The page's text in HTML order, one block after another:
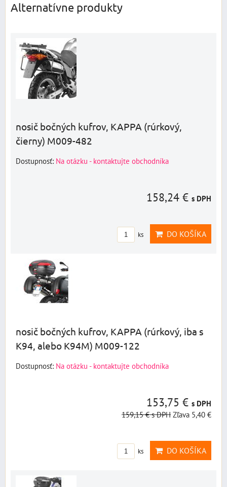
Alternatívne produkty
nosič bočných kufrov, KAPPA (rúrkový,
čierny) M009-482
Dostupnosť: Na otázku - kontaktujte obchodníka
158,24 € s DPH
ks DO KOŠÍKA
nosič bočných kufrov, KAPPA (rúrkový, iba s
K94, alebo K94M) M009-122
Dostupnosť: Na otázku - kontaktujte obchodníka
153,75 € s DPH
159,15 €s DPH Zľava 5,40 €
ks DO KOŠÍKA